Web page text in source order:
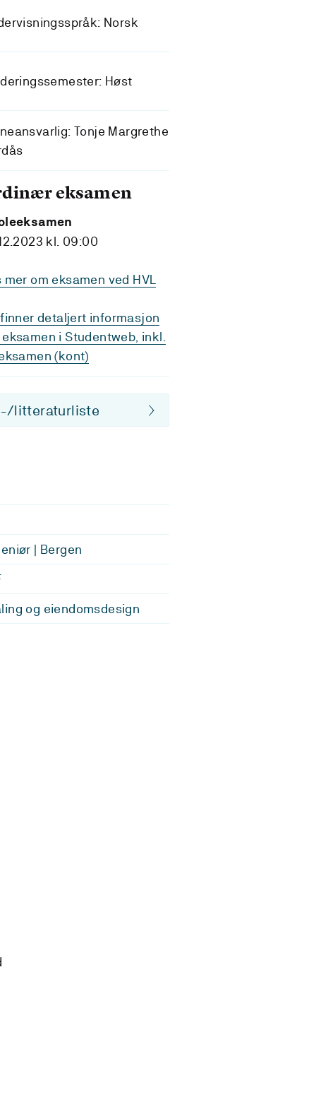
Norsk
Høst
Tonje Margrethe
eksamen
kl. 09:00
mer om eksamen ved HVL
detaljert informasjon
i Studentweb, inkl.
(kont)
litteraturliste
| Bergen
og eiendomsdesign